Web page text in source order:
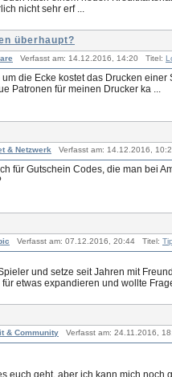
nicht sehr erf ...
überhaupt?
Verfasst am: 14.12.2016, 14:20 Titel:
die Ecke kostet das Drucken
Patronen für meinen Drucker ka ...
& Netzwerk Verfasst am: 14.12.2016,
für Gutschein Codes, die man bei
Verfasst am: 07.12.2016, 20:44 Titel:
und setze seit Jahren mit
etwas expandieren und wollte
& Community Verfasst am: 24.11.2016,
euch geht, aber ich kann mich